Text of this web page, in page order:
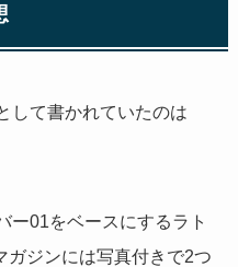
して書かれていたのは
ー01をベースにするラト
ガジンには写真付きで2つ